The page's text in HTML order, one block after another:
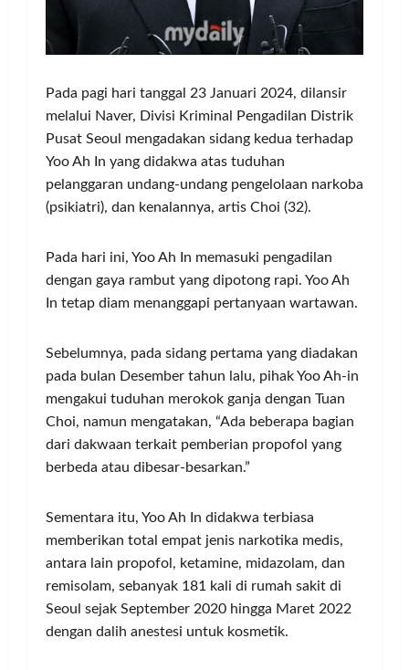
Pada pagi hari tanggal 23 Januari 2024, dilansir
melalui Naver, Divisi Kriminal Pengadilan Distrik
Pusat Seoul mengadakan sidang kedua terhadap
Yoo Ah In yang didakwa atas tuduhan
pelanggaran undang-undang pengelolaan narkoba
(psikiatri), dan kenalannya, artis Choi (32).
Pada hari ini, Yoo Ah In memasuki pengadilan
dengan gaya rambut yang dipotong rapi. Yoo Ah
In tetap diam menanggapi pertanyaan wartawan.
Sebelumnya, pada sidang pertama yang diadakan
pada bulan Desember tahun lalu, pihak Yoo Ah-in
mengakui tuduhan merokok ganja dengan Tuan
Choi, namun mengatakan, “Ada beberapa bagian
dari dakwaan terkait pemberian propofol yang
berbeda atau dibesar-besarkan.”
Sementara itu, Yoo Ah In didakwa terbiasa
memberikan total empat jenis narkotika medis,
antara lain propofol, ketamine, midazolam, dan
remisolam, sebanyak 181 kali di rumah sakit di
Seoul sejak September 2020 hingga Maret 2022
dengan dalih anestesi untuk kosmetik.